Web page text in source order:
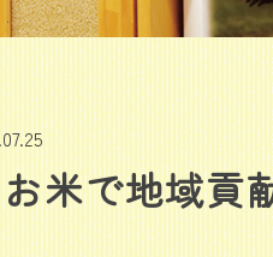
米で地域貢